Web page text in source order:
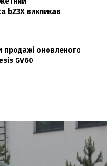
bZ3X викликав
продажі оновленого
GV60